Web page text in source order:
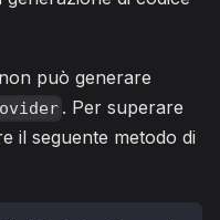
non può generare
. Per superare
il seguente metodo di